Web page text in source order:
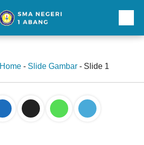
Home- Slide Gambar- Slide 1